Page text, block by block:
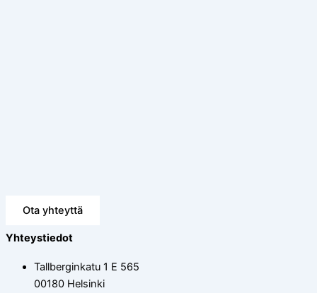
Ota yhteyttä
Yhteystiedot
Tallberginkatu 1 E 565
00180 Helsinki